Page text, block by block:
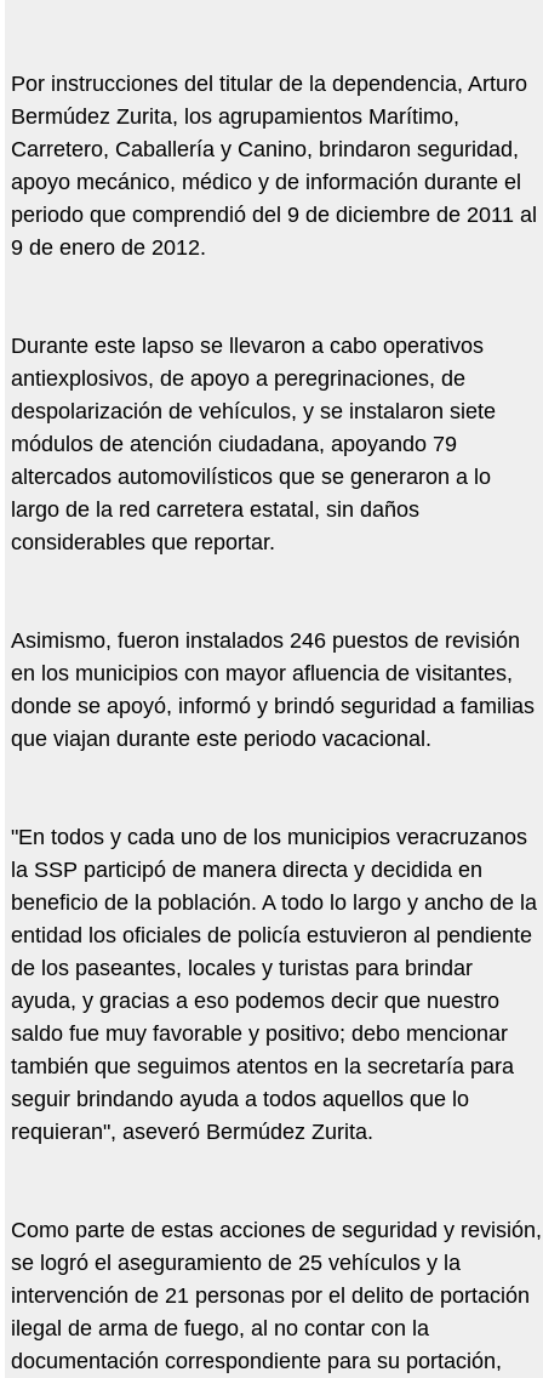
Por instrucciones del titular de la dependencia, Arturo
Bermúdez Zurita, los agrupamientos Marítimo,
Carretero, Caballería y Canino, brindaron seguridad,
apoyo mecánico, médico y de información durante el
periodo que comprendió del 9 de diciembre de 2011 al
9 de enero de 2012.
Durante este lapso se llevaron a cabo operativos
antiexplosivos, de apoyo a peregrinaciones, de
despolarización de vehículos, y se instalaron siete
módulos de atención ciudadana, apoyando 79
altercados automovilísticos que se generaron a lo
largo de la red carretera estatal, sin daños
considerables que reportar.
Asimismo, fueron instalados 246 puestos de revisión
en los municipios con mayor afluencia de visitantes,
donde se apoyó, informó y brindó seguridad a familias
que viajan durante este periodo vacacional.
"En todos y cada uno de los municipios veracruzanos
la SSP participó de manera directa y decidida en
beneficio de la población. A todo lo largo y ancho de la
entidad los oficiales de policía estuvieron al pendiente
de los paseantes, locales y turistas para brindar
ayuda, y gracias a eso podemos decir que nuestro
saldo fue muy favorable y positivo; debo mencionar
también que seguimos atentos en la secretaría para
seguir brindando ayuda a todos aquellos que lo
requieran", aseveró Bermúdez Zurita.
Como parte de estas acciones de seguridad y revisión,
se logró el aseguramiento de 25 vehículos y la
intervención de 21 personas por el delito de portación
ilegal de arma de fuego, al no contar con la
documentación correspondiente para su portación,